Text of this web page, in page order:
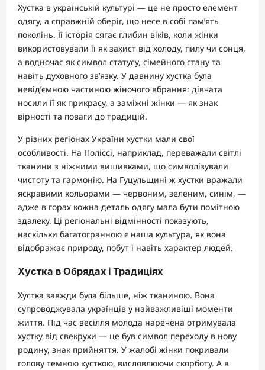
Хустка в українській культурі — це не просто елемент
одягу, а справжній оберіг, що несе в собі пам’ять
поколінь. Її історія сягає глибин віків, коли жінки
використовували її як захист від холоду, пилу чи сонця,
а водночас як символ статусу, сімейного стану та
навіть духовного зв’язку. У давнину хустка була
невід’ємною частиною жіночого вбрання: дівчата
носили її як прикрасу, а заміжні жінки — як знак
вірності та поваги до традицій.
У різних регіонах України хустки мали свої
особливості. На Поліссі, наприклад, переважали світлі
тканини з ніжними вишивками, що символізували
чистоту та гармонію. На Гуцульщині ж хустки вражали
яскравими кольорами — червоним, зеленим, синім, —
адже в горах кожна деталь одягу мала бути помітною
здалеку. Ці регіональні відмінності показують,
наскільки багатогранною є наша культура, як вона
відображає природу, побут і навіть характер людей.
Хустка в Обрядах і Традиціях
Хустка завжди була більше, ніж тканиною. Вона
супроводжувала українців у найважливіші моменти
життя. Під час весілля молода наречена отримувала
хустку від свекрухи — це був символ переходу в нову
родину, знак прийняття. У жалобі жінки покривали
голову темною хусткою, висловлюючи скорботу. А в